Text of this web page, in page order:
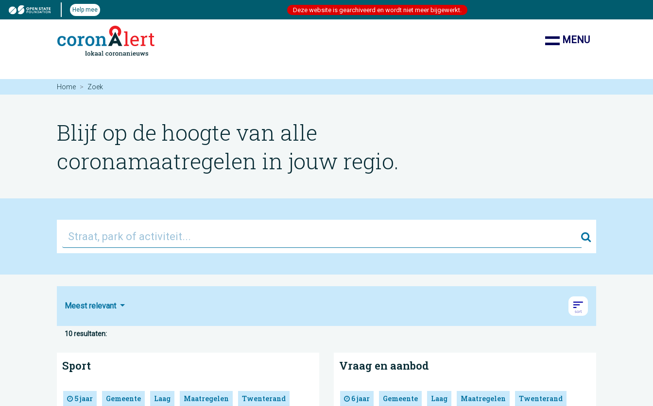
Help mee Deze website is gearchiveerd en wordt niet meer bijgewerkt.
MENU
Home Zoek
Blijf op de hoogte van alle
coronamaatregelen in jouw regio.
Zoek
Meest relevant
10 resultaten:
Sport
5 jaar Gemeente Laag Maatregelen Twenterand
Vraag en aanbod
6 jaar Gemeente Laag Maatregelen Twenterand